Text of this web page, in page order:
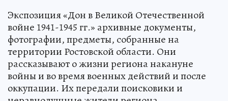
Экспозиция «Дон в Великой Отечественной
войне 1941-1945 гг.» архивные документы,
фотографии, предметы, собранные на
территории Ростовской области. Они
рассказывают о жизни региона накануне
войны и во время военных действий и после
оккупации. Их передали поисковики и